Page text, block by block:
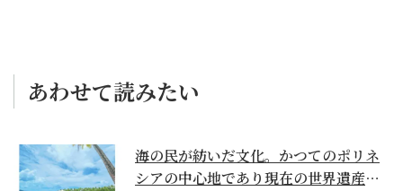
あわせて読みたい
海の民が紡いだ文化。かつてのポリネ
シアの中心地であり現在の世界遺産か